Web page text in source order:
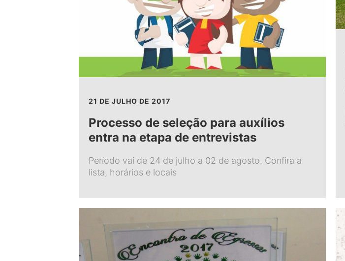
21 DE JULHO DE 2017
Processo de seleção para auxílios
entra na etapa de entrevistas
Período vai de 24 de julho a 02 de agosto. Confira a
lista, horários e locais